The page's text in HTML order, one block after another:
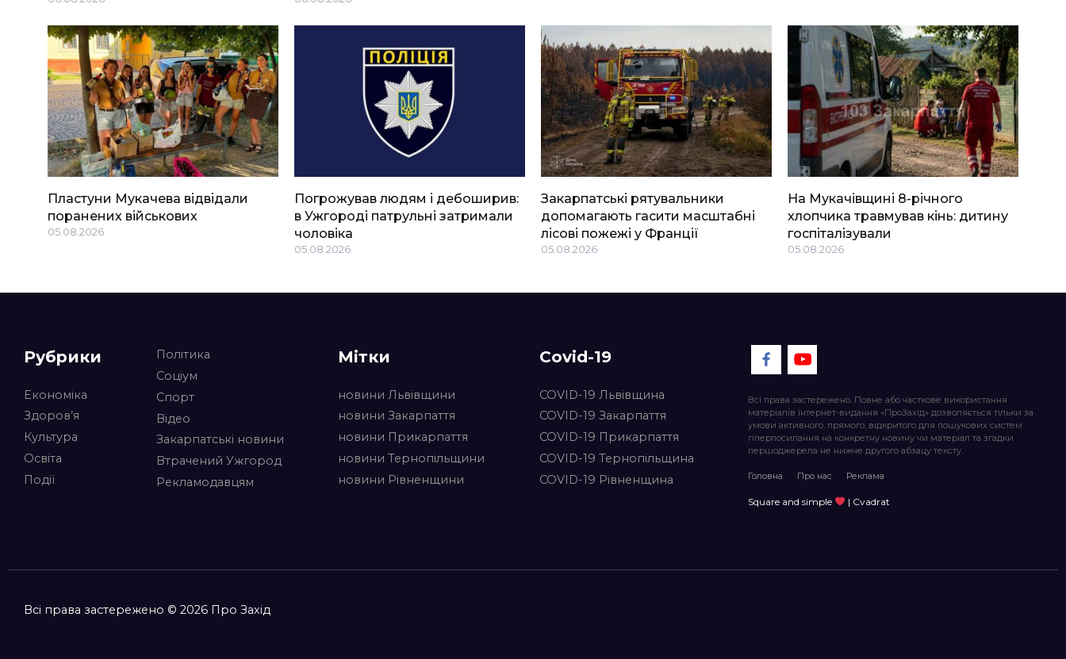
Пластуни Мукачева відвідали
поранених військових
05.08.2026
Погрожував людям і дебоширив:
в Ужгороді патрульні затримали
чоловіка
05.08.2026
Закарпатські рятувальники
допомагають гасити масштабні
лісові пожежі у Франції
05.08.2026
На Мукачівщині 8-річного
хлопчика травмував кінь: дитину
госпіталізували
05.08.2026
Рубрики
Економіка
Здоров’я
Культура
Освіта
Події
Політика
Соціум
Спорт
Відео
Закарпатські новини
Втрачений Ужгород
Рекламодавцям
Мітки
новини Львівщини
новини Закарпаття
новини Прикарпаття
новини Тернопільщини
новини Рівненщини
Covid-19
COVID-19 Львівщина
COVID-19 Закарпаття
COVID-19 Прикарпаття
COVID-19 Тернопільщина
COVID-19 Рівненщина
Всі права застережено. Повне або часткове використання
матеріалів інтернет-видання «ПроЗахід» дозволяється тільки за
умови активного, прямого, відкритого для пошукових систем
гіперпосилання на конкретну новину чи матеріал та згадки
першоджерела не нижче другого абзацу тексту.
Головна Про нас Реклама
Square and simple | Cvadrat
Всі права застережено © 2026 Про Захід